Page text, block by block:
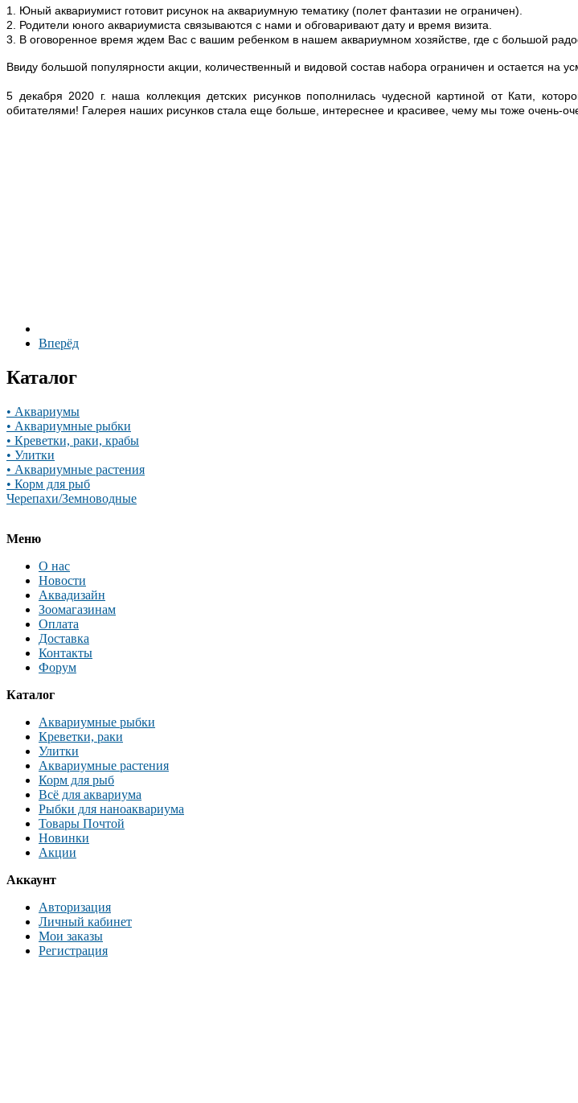
1. Юный аквариумист готовит рисунок на аквариумную тематику (полет фантазии не ограничен).
2. Родители юного аквариумиста связываются с нами и обговаривают дату и время визита.
3. В оговоренное время ждем Вас с вашим ребенком в нашем аквариумном хозяйстве, где с большой
Ввиду большой популярности акции, количественный и видовой состав набора ограничен и остается на
5 декабря 2020 г. наша коллекция детских рисунков пополнилась чудесной картиной от Кати,
обитателями! Галерея наших рисунков стала еще больше, интереснее и красивее, чему мы тоже очень-
Вперёд
Каталог
• Аквариумы
• Аквариумные рыбки
• Креветки, раки, крабы
• Улитки
• Аквариумные растения
• Корм для рыб
Черепахи/Земноводные
Меню
О нас
Новости
Аквадизайн
Зоомагазинам
Оплата
Доставка
Контакты
Форум
Каталог
Аквариумные рыбки
Креветки, раки
Улитки
Аквариумные растения
Корм для рыб
Всё для аквариума
Рыбки для наноаквариума
Товары Почтой
Новинки
Акции
Аккаунт
Авторизация
Личный кабинет
Мои заказы
Регистрация